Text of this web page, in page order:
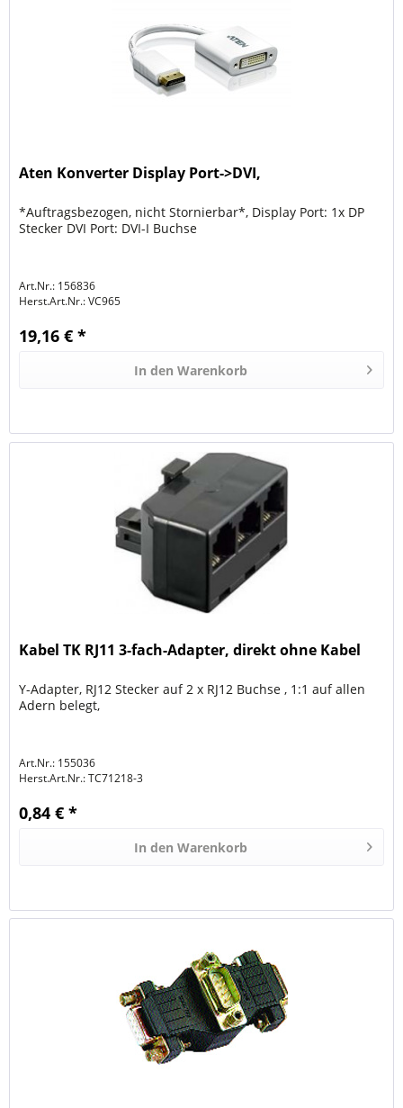
Aten Konverter Display Port->DVI,
*Auftragsbezogen, nicht Stornierbar*, Display Port: 1x DP
Stecker DVI Port: DVI-I Buchse
Art.Nr.: 156836
Herst.Art.Nr.:VC965
19,16 € *
In den Warenkorb
Kabel TK RJ11 3-fach-Adapter, direkt ohne Kabel
Y-Adapter, RJ12 Stecker auf 2 x RJ12 Buchse , 1:1 auf allen
Adern belegt,
Art.Nr.: 155036
Herst.Art.Nr.:TC71218-3
0,84 € *
In den Warenkorb